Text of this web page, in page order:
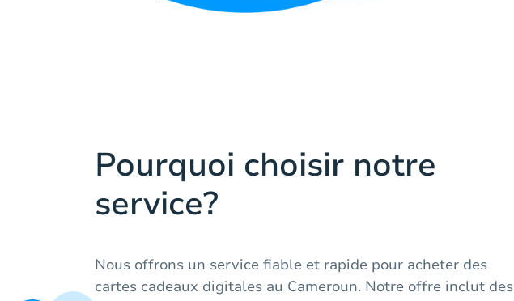
Pourquoi choisir notre
service?
Nous offrons un service fiable et rapide pour acheter des
cartes cadeaux digitales au Cameroun. Notre offre inclut des